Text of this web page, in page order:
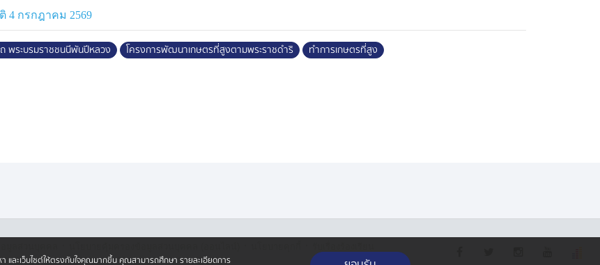
4 กรกฎาคม 2569
พระบรมราชชนนีพันปีหลวง โครงการพัฒนาเกษตรที่สูงตามพระราชดำริ ทำการเกษตรที่สูง
า และเว็บไซต์ให้ตรงกับใจคุณมากขึ้น คุณสามารถศึกษา รายละเอียดการ